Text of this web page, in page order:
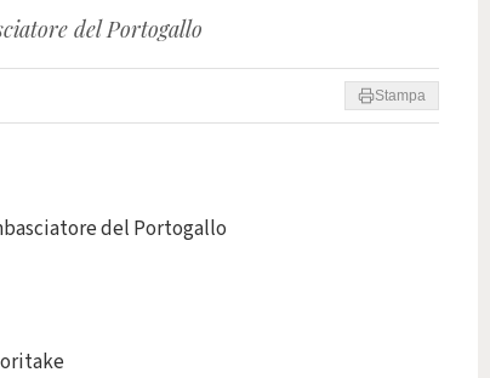
del Portogallo
Stampa
del Portogallo